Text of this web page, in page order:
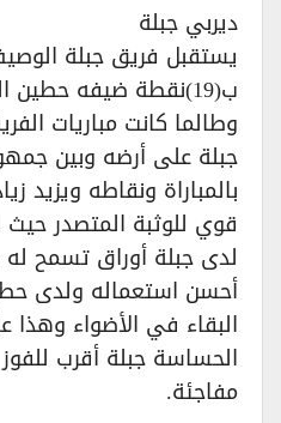
ديربي جبلة
يستقبل فريق جبلة
وطالما كانت مباريات
جبلة على أرضه وبين
بالمباراة ونقاطه ويزيد
قوي للوثبة المتصدر حيث
لدى جبلة أوراق تسمح له
أحسن استعماله ولدى
البقاء في الأضواء وهذا
الحساسة جبلة أقرب
مفاجئة.